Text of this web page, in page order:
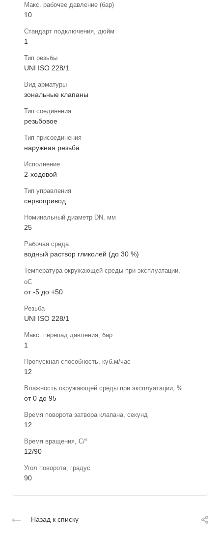
Макс. рабочее давление (бар)
10
Стандарт подключения, дюйм
1
Тип резьбы
UNI ISO 228/1
Вид арматуры
зональные клапаны
Тип соединения
резьбовое
Тип присоединения
наружная резьба
Исполнение
2-ходовой
Тип управления
сервопривод
Номинальный диаметр DN, мм
25
Рабочая среда
водный раствор гликолей (до 30 %)
Температура окружающей среды при эксплуатации,
оС
от -5 до +50
Резьба
UNI ISO 228/1
Макс. перепад давления, бар
1
Пропускная способность, куб.м/час
12
Влажность окружающей среды при эксплуатации, %
от 0 до 95
Время поворота затвора клапана, секунд
12
Время вращения, C/°
12/90
Угол поворота, градус
90
Назад к списку